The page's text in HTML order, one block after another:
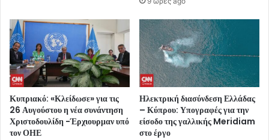
Κυπριακό: «Κλείδωσε» για τις
26 Αυγούστου η νέα συνάντηση
Χριστοδουλίδη -Έρχιουρμαν υπό
τον ΟΗΕ
Ηλεκτρική διασύνδεση Ελλάδας
– Κύπρου: Υπογραφές για την
είσοδο της γαλλικής Meridiam
στο έργο